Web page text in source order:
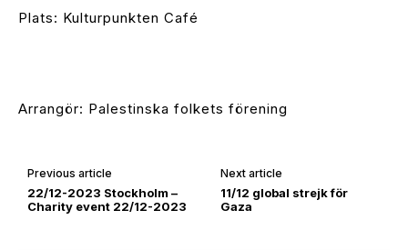
Plats: Kulturpunkten Café
Arrangör: Palestinska folkets förening
Previous article
22/12-2023 Stockholm –
Charity event 22/12-2023
Next article
11/12 global strejk för
Gaza